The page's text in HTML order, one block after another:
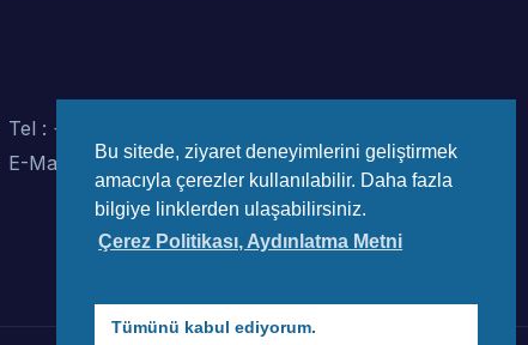
Tel : +90 (312) 442 82 78
E-Mail : info@wec-turkiye.org.tr
Bu sitede, ziyaret deneyimlerini geliştirmek
amacıyla çerezler kullanılabilir. Daha fazla
bilgiye linklerden ulaşabilirsiniz.
Çerez Politikası, Aydınlatma Metni
Tümünü kabul ediyorum.